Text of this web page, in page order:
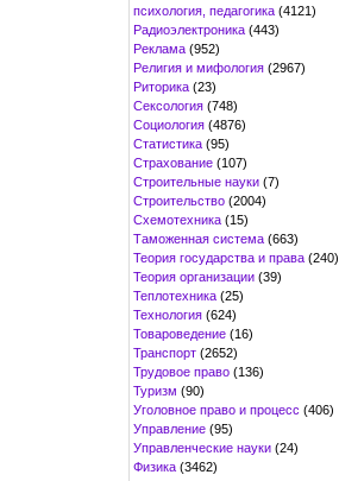
психология, педагогика (4121)
Радиоэлектроника (443)
Реклама (952)
Религия и мифология (2967)
Риторика (23)
Сексология (748)
Социология (4876)
Статистика (95)
Страхование (107)
Строительные науки (7)
Строительство (2004)
Схемотехника (15)
Таможенная система (663)
Теория государства и права (240)
Теория организации (39)
Теплотехника (25)
Технология (624)
Товароведение (16)
Транспорт (2652)
Трудовое право (136)
Туризм (90)
Уголовное право и процесс (406)
Управление (95)
Управленческие науки (24)
Физика (3462)